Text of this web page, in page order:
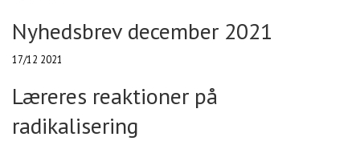
Nyhedsbrev december 2021
17/12 2021
Læreres reaktioner på
radikalisering